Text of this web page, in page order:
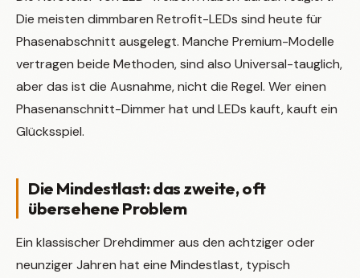
Die meisten dimmbaren Retrofit-LEDs sind heute für
Phasenabschnitt ausgelegt. Manche Premium-Modelle
vertragen beide Methoden, sind also Universal-tauglich,
aber das ist die Ausnahme, nicht die Regel. Wer einen
Phasenanschnitt-Dimmer hat und LEDs kauft, kauft ein
Glücksspiel.
Die Mindestlast: das zweite, oft
übersehene Problem
Ein klassischer Drehdimmer aus den achtziger oder
neunziger Jahren hat eine Mindestlast, typisch